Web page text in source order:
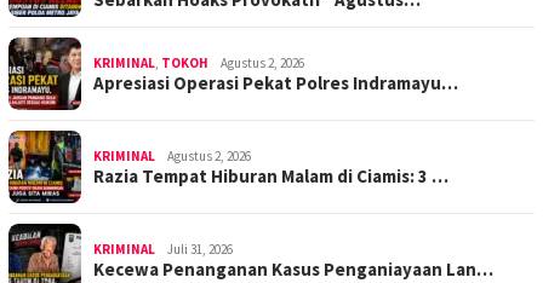
KRIMINAL, TOKOH Agustus 2, 2026
Apresiasi Operasi Pekat Polres Indramayu…
KRIMINAL Agustus 2, 2026
Razia Tempat Hiburan Malam di Ciamis: 3 …
KRIMINAL Juli 31, 2026
Kecewa Penanganan Kasus Penganiayaan Lan…